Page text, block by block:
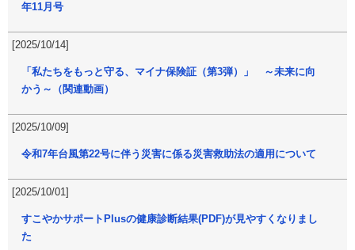
年11月号
[2025/10/14]
「私たちをもっと守る、マイナ保険証（第3弾）」 ～未来に向
かう～（関連動画）
[2025/10/09]
令和7年台風第22号に伴う災害に係る災害救助法の適用について
[2025/10/01]
すこやかサポートPlusの健康診断結果(PDF)が見やすくなりまし
た